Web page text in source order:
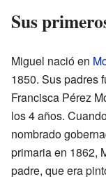
Sus
Miguel nació en
1850. Sus padres
Francisca Pérez
los 4 años.
nombrado
primaria en 1862,
padre, que era